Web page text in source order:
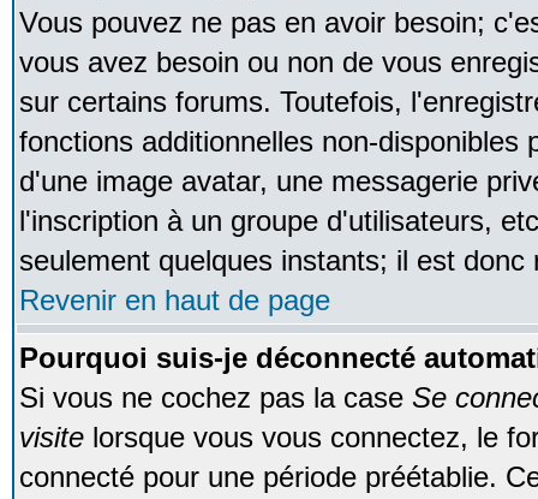
Vous pouvez ne pas en avoir besoin;
vous avez besoin ou non de vous
sur certains forums. Toutefois,
fonctions additionnelles non-disponibles
d'une image avatar, une messagerie
l'inscription à un groupe d'utilisateurs,
seulement quelques instants; il est
Revenir en haut de page
Pourquoi suis-je déconnecté
Si vous ne cochez pas la case Se
visite lorsque vous vous connectez, le
connecté pour une période préétablie.